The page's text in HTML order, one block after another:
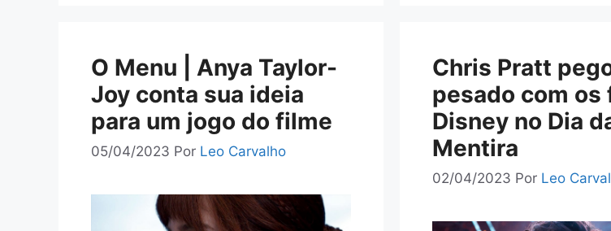
O Menu | Anya Taylor-
Joy conta sua ideia
para um jogo do filme
05/04/2023 Por Leo Carvalho
Chris Pratt
pesado com os
Disney no Dia
Mentira
02/04/2023 Por Leo